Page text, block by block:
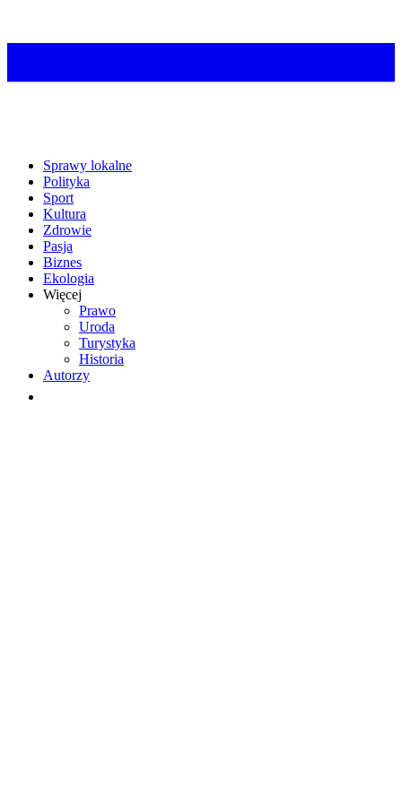
Sprawy lokalne
Polityka
Sport
Kultura
Zdrowie
Pasja
Biznes
Ekologia
Więcej
Prawo
Uroda
Turystyka
Historia
Autorzy